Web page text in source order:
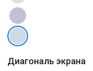
Диагональ экрана